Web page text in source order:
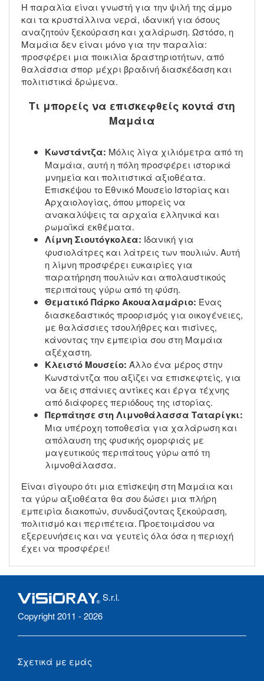
Η παραλία είναι γνωστή για την ψιλή της άμμο
και τα κρυστάλλινα νερά, ιδανική για όσους
αναζητούν ξεκούραση και χαλάρωση. Ωστόσο, η
Μαμάια δεν είναι μόνο για την παραλία:
προσφέρει μια ποικιλία δραστηριοτήτων, από
θαλάσσια σπορ μέχρι βραδινή διασκέδαση και
πολιτιστικά δρώμενα.
Τι μπορείς να επισκεφθείς κοντά στη
Μαμάια
Κωνστάντζα: Μόλις λίγα χιλιόμετρα από τη
Μαμάια, αυτή η πόλη προσφέρει ιστορικά
μνημεία και πολιτιστικά αξιοθέατα.
Επισκέψου το Εθνικό Μουσείο Ιστορίας και
Αρχαιολογίας, όπου μπορείς να
ανακαλύψεις τα αρχαία ελληνικά και
ρωμαϊκά εκθέματα.
Λίμνη Σιουτόγκολεα: Ιδανική για
φυσιολάτρες και λάτρεις των πουλιών. Αυτή
η λίμνη προσφέρει ευκαιρίες για
παρατήρηση πουλιών και απολαυστικούς
περιπάτους γύρω από τη φύση.
Θεματικό Πάρκο Ακουαλαμάριο: Ένας
διασκεδαστικός προορισμός για οικογένειες,
με θαλάσσιες τσουλήθρες και πισίνες,
κάνοντας την εμπειρία σου στη Μαμάια
αξέχαστη.
Κλειστό Μουσείο: Άλλο ένα μέρος στην
Κωνστάντζα που αξίζει να επισκεφτείς, για
να δεις σπάνιες αντίκες και έργα τέχνης
από διάφορες περιόδους της ιστορίας.
Περπάτησε στη Λιμνοθάλασσα Ταταρίγκι:
Μια υπέροχη τοποθεσία για χαλάρωση και
απόλαυση της φυσικής ομορφιάς με
μαγευτικούς περιπάτους γύρω από τη
λιμνοθάλασσα.
Είναι σίγουρο ότι μια επίσκεψη στη Μαμάια και
τα γύρω αξιοθέατα θα σου δώσει μια πλήρη
εμπειρία διακοπών, συνδυάζοντας ξεκούραση,
πολιτισμό και περιπέτεια. Προετοιμάσου να
εξερευνήσεις και να γευτείς όλα όσα η περιοχή
έχει να προσφέρει!
S.r.l.
Copyright 2011 - 2026
Σχετικά με εμάς